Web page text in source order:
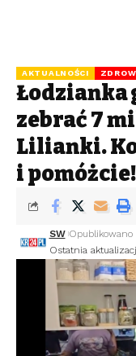
AKTUALNOŚCI
Łodzianka
zebrać 7
Lilianki.
i pomóżcie!
Ostatnia
SW